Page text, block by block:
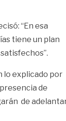
“En esa
tiene un plan
lo explicado por
de
de